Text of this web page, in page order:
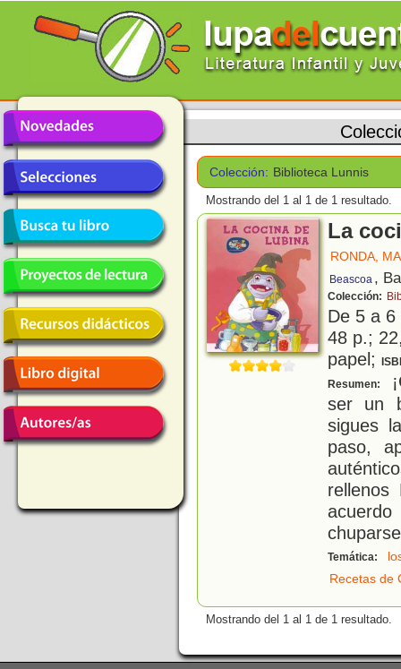
Colección: Biblioteca Lunnis
Mostrando del 1 al 1 de 1 resultado.
La
RONDA,
Beascoa ,
Colección:
De 5 a
48 p.;
papel;
Resumen:
ser un
sigues
paso,
Temática:
Recetas de
Mostrando del 1 al 1 de 1 resultado.